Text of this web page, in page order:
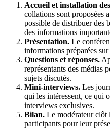
Accueil et installation
collations sont proposées
possible de distribuer des
des informations
Présentation. Le
informations préparées
Questions et réponses.
représentants des médias
sujets discutés.
Mini-interviews. Les
qui les intéressent, ce qui
interviews exclusives.
Bilan. Le modérateur clôt
participants pour leur